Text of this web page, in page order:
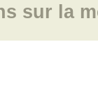
sur la